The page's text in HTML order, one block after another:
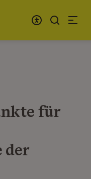
für
der